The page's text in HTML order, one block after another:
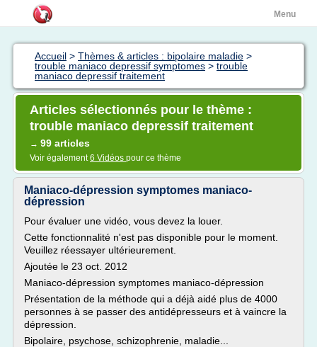
Menu
Accueil > Thèmes & articles : bipolaire maladie >
trouble maniaco depressif symptomes > trouble
maniaco depressif traitement
Articles sélectionnés pour le thème :
trouble maniaco depressif traitement
→ 99 articles
Voir également6 Vidéos pour ce thème
Maniaco-dépression symptomes maniaco-
dépression
Pour évaluer une vidéo, vous devez la louer.
Cette fonctionnalité n'est pas disponible pour le moment.
Veuillez réessayer ultérieurement.
Ajoutée le 23 oct. 2012
Maniaco-dépression symptomes maniaco-dépression
Présentation de la méthode qui a déjà aidé plus de 4000
personnes à se passer des antidépresseurs et à vaincre la
dépression.
Bipolaire, psychose, schizophrenie, maladie...